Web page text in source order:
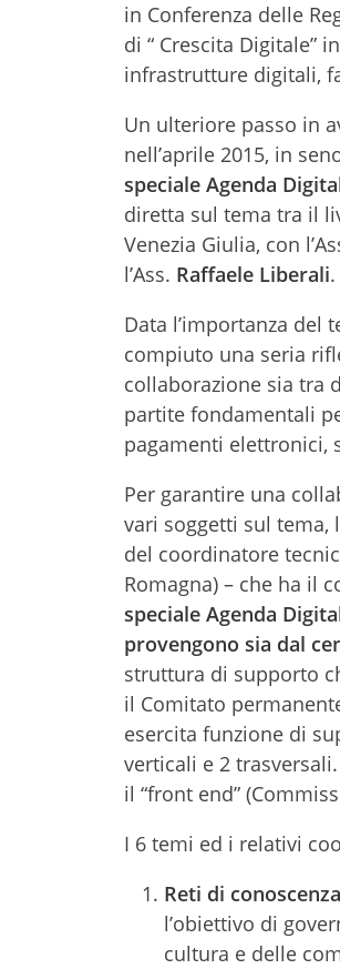
in Conferenza delle
di “ Crescita Digitale”
infrastrutture digitali,
Un ulteriore passo in
nell’aprile 2015, in
speciale Agenda
diretta sul tema tra il
Venezia Giulia, con
l’Ass. Raffaele Liberali.
Data l’importanza del
compiuto una seria
collaborazione sia tra
partite fondamentali
pagamenti elettronici,
Per garantire una
vari soggetti sul tema,
del coordinatore
Romagna) – che ha il
speciale Agenda
provengono sia dal
struttura di supporto
il Comitato
esercita funzione di
verticali e 2
il “front end”
I 6 temi ed i relativi
Reti di
l’obiettivo di
cultura e delle